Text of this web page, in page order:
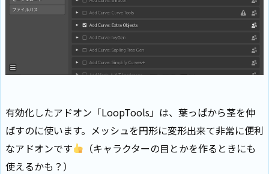
有効化したアドオン「LoopTools」は、葉っぱから茎を伸
ばすのに使います。メッシュを円形に変形出来て非常に便利
なアドオンです
（キャラクターの目とかを作るときにも
使えるかも？）